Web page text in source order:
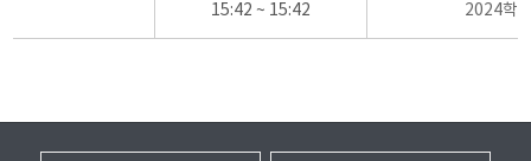
15:42 ~ 15:42 2024학